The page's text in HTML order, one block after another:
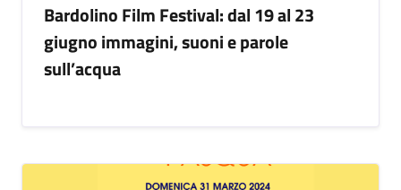
Bardolino Film Festival: dal 19 al 23
giugno immagini, suoni e parole
sull’acqua